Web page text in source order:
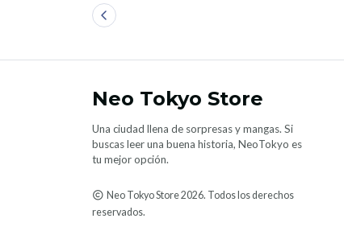
Neo Tokyo Store
Una ciudad llena de sorpresas y mangas. Si
buscas leer una buena historia, NeoTokyo es
tu mejor opción.
Neo Tokyo Store 2026. Todos los derechos
reservados.